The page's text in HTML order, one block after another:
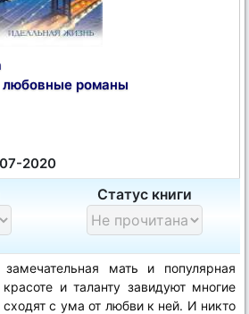
романы
2020
Статус книги
мать и популярная
и таланту завидуют многие
с ума от любви к ней. И никто